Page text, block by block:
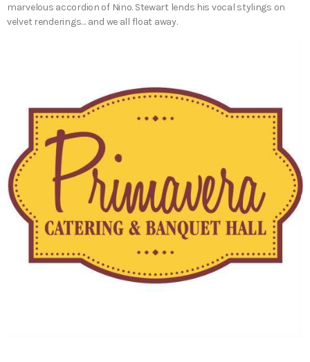
marvelous accordion of Nino. Stewart lends his vocal stylings on
velvet renderings… and we all float away.